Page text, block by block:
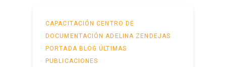
CAPACITACIÓN CENTRO DE
DOCUMENTACIÓN ADELINA ZENDEJAS
PORTADA BLOG ÚLTIMAS
PUBLICACIONES